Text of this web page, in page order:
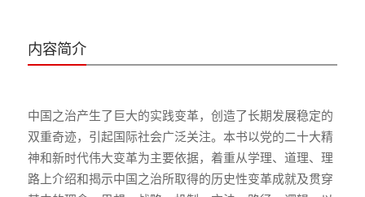
内容简介
中国之治产生了巨大的实践变革，创造了长期发展稳定的
双重奇迹，引起国际社会广泛关注。本书以党的二十大精
神和新时代伟大变革为主要依据，着重从学理、道理、理
路上介绍和揭示中国之治所取得的历史性变革成就及贯穿